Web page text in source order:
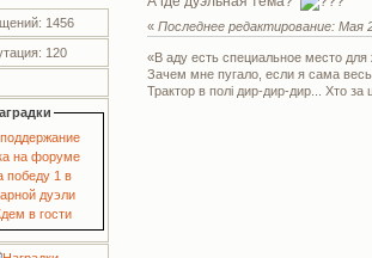
1456
120
«Последнее редактирование: Мая
«В аду есть специальное место
Зачем мне пугало, если я сама
Трактор в полі дир-дир-дир... Хто